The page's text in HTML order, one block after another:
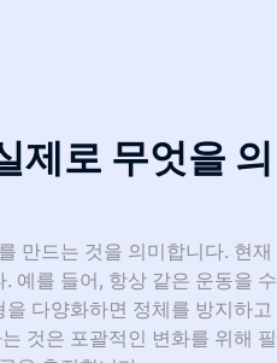
제로 무엇을 의
만드는 것을 의미합니다. 현재
예를 들어, 항상 같은 운동을 수
다양화하면 정체를 방지하고
것은 포괄적인 변화를 위해 필